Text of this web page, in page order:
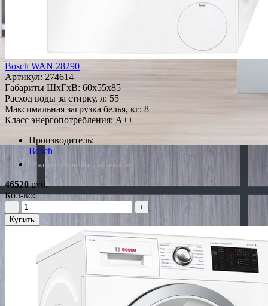
Bosch WAN 28290
Артикул: 274614
Габариты ШxГxВ: 60x55x85
Расход воды за стирку, л: 55
Максимальная загрузка белья, кг: 8
Класс энергопотребления: A+++
Производитель:
Bosch
*Наличие уточняйте у менеджера
46520руб.
Кол-во:
−
+
Купить